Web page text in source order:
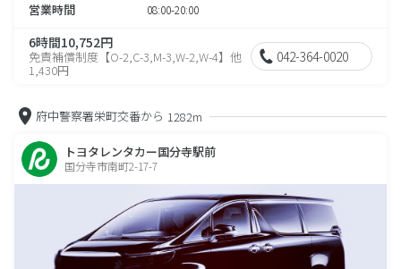
営業時間 08:00-20:00
6時間10,752円
免責補償制度【O-2,C-3,M-3,W-2,W-4】他
1,430円
042-364-0020
府中警察署栄町交番から 1282m
トヨタレンタカー国分寺駅前
国分寺市南町2-17-7